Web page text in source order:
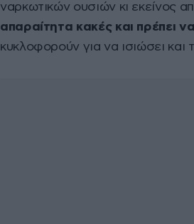
ναρκωτικών ουσιών κι εκείνος
απαραίτητα κακές και πρέπει
κυκλοφορούν για να ισιώσει